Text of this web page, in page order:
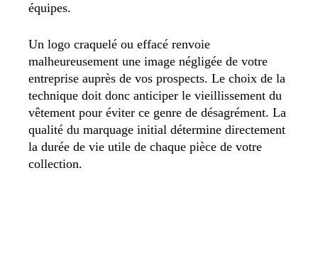
équipes.
Un logo craquelé ou effacé renvoie
malheureusement une image négligée de votre
entreprise auprès de vos prospects. Le choix de la
technique doit donc anticiper le vieillissement du
vêtement pour éviter ce genre de désagrément. La
qualité du marquage initial détermine directement
la durée de vie utile de chaque pièce de votre
collection.